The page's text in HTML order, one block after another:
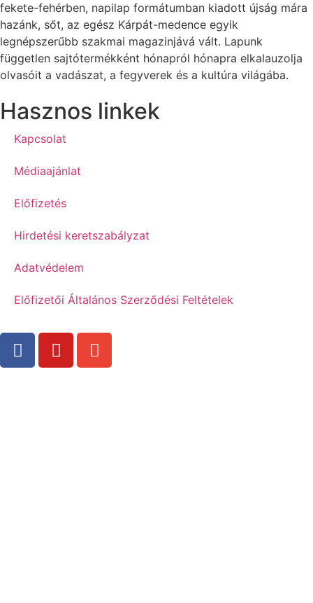
fekete-fehérben, napilap formátumban kiadott újság mára
hazánk, sőt, az egész Kárpát-medence egyik
legnépszerűbb szakmai magazinjává vált. Lapunk
független sajtótermékként hónapról hónapra elkalauzolja
olvasóit a vadászat, a fegyverek és a kultúra világába.
Hasznos linkek
Kapcsolat
Médiaajánlat
Előfizetés
Hirdetési keretszabályzat
Adatvédelem
Előfizetői Általános Szerződési Feltételek